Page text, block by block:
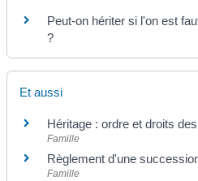
Peut-on hériter si l'on est
?
Et aussi
Héritage : ordre et droits
Famille
Règlement d'une
Famille